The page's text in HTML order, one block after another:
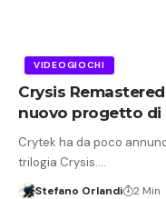
VIDEOGIOCHI
Crysis
nuovo progetto di
Crytek ha da poco
trilogia Crysis.…
Stefano Orlandi 2 Min